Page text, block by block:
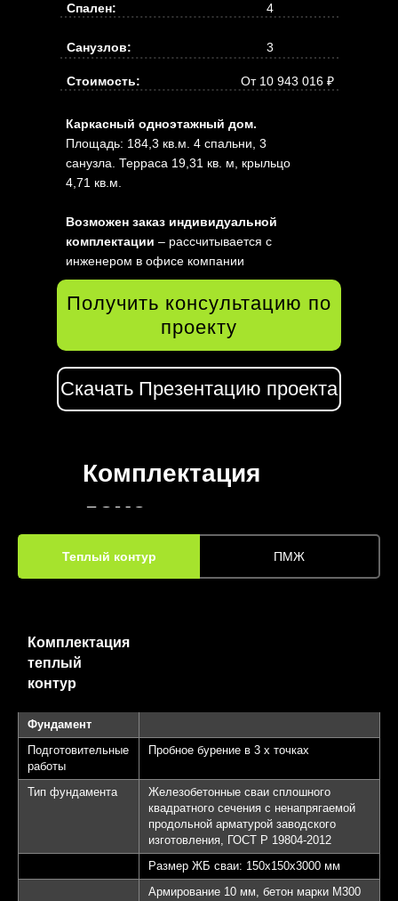
Спален: 4
Каркасный одноэтажный дом.
Площадь: 184,3 кв.м. 4 спальни, 3
санузла. Терраса 19,31 кв. м, крыльцо
4,71 кв.м.
Возможен заказ индивидуальной
комплектации – рассчитывается с
инженером в офисе компании
Санузлов: 3
Стоимость: От 10 943 016 ₽
Получить консультацию по
проекту
Скачать Презентацию проекта
Комплектация
дома
Теплый контур ПМЖ
Комплектация
теплый
контур
Фундамент
Подготовительные
работы
Пробное бурение в 3 х точках
Тип фундамента
Железобетонные сваи сплошного
квадратного сечения с ненапрягаемой
продольной арматурой заводского
изготовления, ГОСТ Р 19804-2012
Размер ЖБ сваи: 150х150х3000 мм
Армирование 10 мм, бетон марки М300